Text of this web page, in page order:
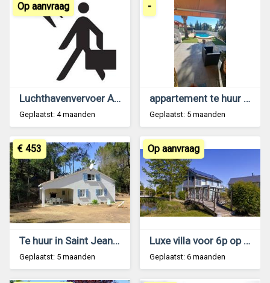
Luchthavenvervoer Antwerpen
Geplaatst: 4 maanden
Op aanvraag
appartement te huur aan 600 € per maand
Geplaatst: 5 maanden
-
Te huur in Saint Jean de Monts ( atlantische kust)
Geplaatst: 5 maanden
€ 453
Luxe villa voor 6p op een park aan een meer
Geplaatst: 6 maanden
Op aanvraag